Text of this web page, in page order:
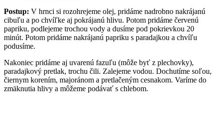
Postup: V hrnci si rozohrejeme olej, pridáme nadrobno nakrájanú
cibuľu a po chvíľke aj pokrájanú hlivu. Potom pridáme červenú
papriku, podlejeme trochou vody a dusíme pod pokrievkou 20
minút. Potom pridáme nakrájanú papriku s paradajkou a chvíľu
podusíme.
Nakoniec pridáme aj uvarenú fazuľu (môže byť z plechovky),
paradajkový pretlak, trochu čili. Zalejeme vodou. Dochutíme soľou,
čiernym korením, majoránom a pretlačeným cesnakom. Varíme do
zmäknutia hlivy a môžeme podávať s chlebom.